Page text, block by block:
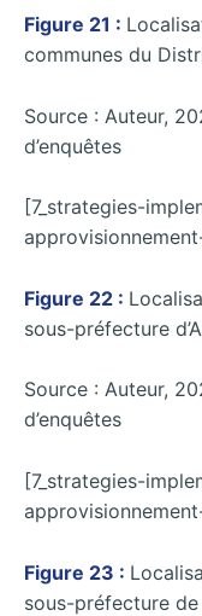
Figure 21 :
communes du
Source : Auteur,
d’enquêtes
[7_strategies-
Figure 22 :
sous-préfecture
Source : Auteur,
d’enquêtes
[7_strategies-
Figure 23 :
sous-préfecture